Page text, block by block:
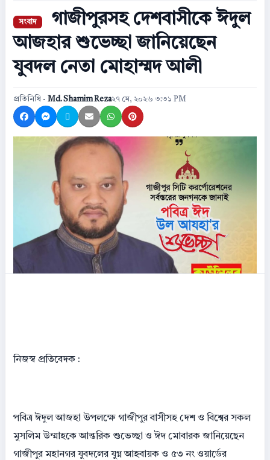
গাজীপুরসহ দেশবাসীকে ঈদুল
আজহার শুভেচ্ছা জানিয়েছেন
যুবদল নেতা মোহাম্মদ আলী
প্রতিনিধি - Md. Shamim Reza২৭ মে, ২০২৬ ৩:৩১ PM
Share on Facebook
Share on Messenger
Share on XShare by Email
Share on WhatsApp
Share on Pinterest
নিজস্ব প্রতিবেদক :
পবিত্র ঈদুল আজহা উপলক্ষে গাজীপুর বাসীসহ দেশ ও বিশ্বের সকল
মুসলিম উম্মাহকে আন্তরিক শুভেচ্ছা ও ঈদ মোবারক জানিয়েছেন
গাজীপুর মহানগর যুবদলের যুগ্ন আহবায়ক ও ৫৩ নং ওয়ার্ডের